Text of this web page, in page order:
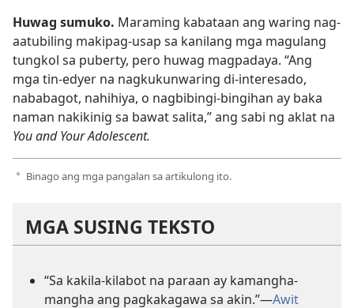
Huwag sumuko. Maraming kabataan ang waring nag-
aatubiling makipag-usap sa kanilang mga magulang
tungkol sa puberty, pero huwag magpadaya. “Ang
mga tin-edyer na nagkukunwaring di-interesado,
nababagot, nahihiya, o nagbibingi-bingihan ay baka
naman nakikinig sa bawat salita,” ang sabi ng aklat na
You and Your Adolescent.
a Binago ang mga pangalan sa artikulong ito.
MGA SUSING TEKSTO
“Sa kakila-kilabot na paraan ay kamangha-
mangha ang pagkakagawa sa akin.”—Awit